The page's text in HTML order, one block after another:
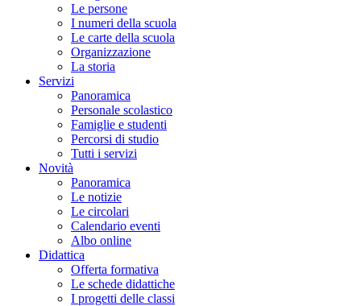
Le persone
I numeri della scuola
Le carte della scuola
Organizzazione
La storia
Servizi
Panoramica
Personale scolastico
Famiglie e studenti
Percorsi di studio
Tutti i servizi
Novità
Panoramica
Le notizie
Le circolari
Calendario eventi
Albo online
Didattica
Offerta formativa
Le schede didattiche
I progetti delle classi